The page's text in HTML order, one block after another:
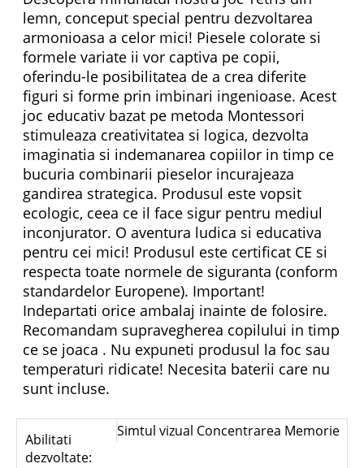
lemn, conceput special pentru dezvoltarea
armonioasa a celor mici! Piesele colorate si
formele variate ii vor captiva pe copii,
oferindu-le posibilitatea de a crea diferite
figuri si forme prin imbinari ingenioase. Acest
joc educativ bazat pe metoda Montessori
stimuleaza creativitatea si logica, dezvolta
imaginatia si indemanarea copiilor in timp ce
bucuria combinarii pieselor incurajeaza
gandirea strategica. Produsul este vopsit
ecologic, ceea ce il face sigur pentru mediul
inconjurator. O aventura ludica si educativa
pentru cei mici! Produsul este certificat CE si
respecta toate normele de siguranta (conform
standardelor Europene). Important!
Indepartati orice ambalaj inainte de folosire.
Recomandam supravegherea copilului in timp
ce se joaca . Nu expuneti produsul la foc sau
temperaturi ridicate! Necesita baterii care nu
sunt incluse.
Abilitati
dezvoltate:
Simtul vizual Concentrarea Memorie